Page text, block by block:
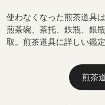
使わなくなった煎茶道具
煎茶碗、茶托、鉄瓶、銀
取。煎茶道具に詳しい鑑
煎茶